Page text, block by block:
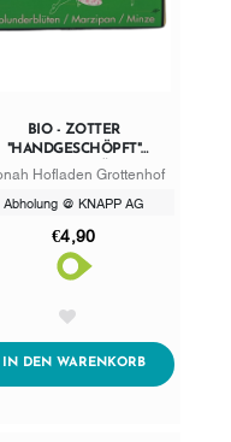
BIO - ZOTTER
"HANDGESCHÖPFT"
HOLUNDERBLÜTEN /
Hofladen Grottenhof
Abholung @ KNAPP AG
€4,90
IN DEN WARENKORBADDTOCART